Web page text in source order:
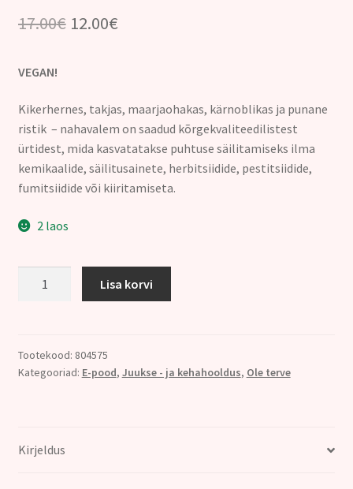
17.00€ Algne
17.00€.
12.00€Praegune
12.00€.
VEGAN!
Kikerhernes, takjas, maarjaohakas, kärnoblikas ja punane
ristik – nahavalem on saadud kõrgekvaliteedilistest
ürtidest, mida kasvatatakse puhtuse säilitamiseks ilma
kemikaalide, säilitusainete, herbitsiidide, pestitsiidide,
fumitsiidide või kiiritamiseta.
2 laos
#
50ml
Lisa korvi
Tootekood: 804575
Kategooriad: E-pood, Juukse - ja kehahooldus, Ole terve
Kirjeldus